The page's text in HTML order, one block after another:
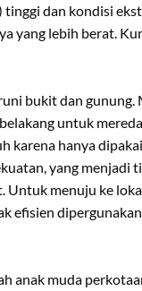
dan kondisi
yang lebih berat.
bukit dan
untuk
karena hanya
yang menjadi
Untuk menuju ke
efisien
anak muda